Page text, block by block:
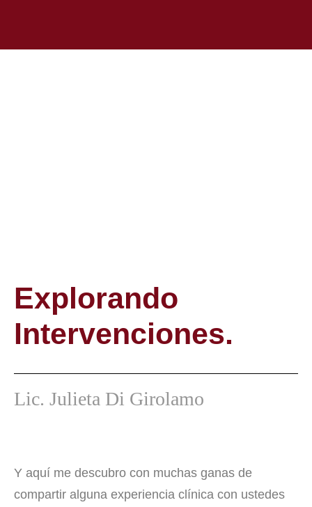
Explorando
Intervenciones.
Lic. Julieta Di Girolamo
Y aquí me descubro con muchas ganas de
compartir alguna experiencia clínica con ustedes